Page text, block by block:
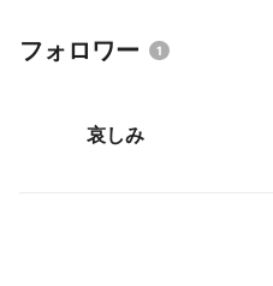
フォロワー 1
哀しみ